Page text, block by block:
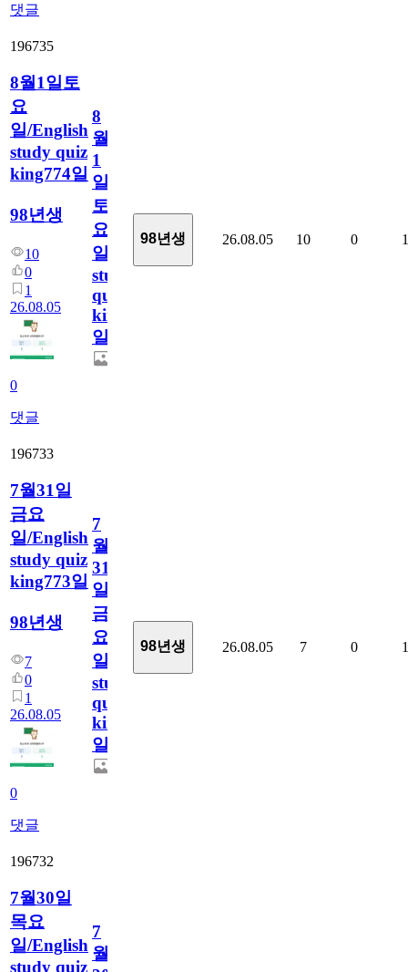
댓글
196735
8월1일토
요
일/English
study quiz
king774일
98년생
10
0
1
26.08.05
0
댓글
8
월
1
일
토
요
일/English
study
quiz
king774
일
98년생 26.08.05 10 0 1
196733
7월31일
금요
일/English
study quiz
king773일
98년생
7
0
1
26.08.05
0
댓글
7
월
31
일
금
요
일/English
study
quiz
king773
일
98년생 26.08.05 7 0 1
196732
7월30일
목요
일/English
study quiz
7
월